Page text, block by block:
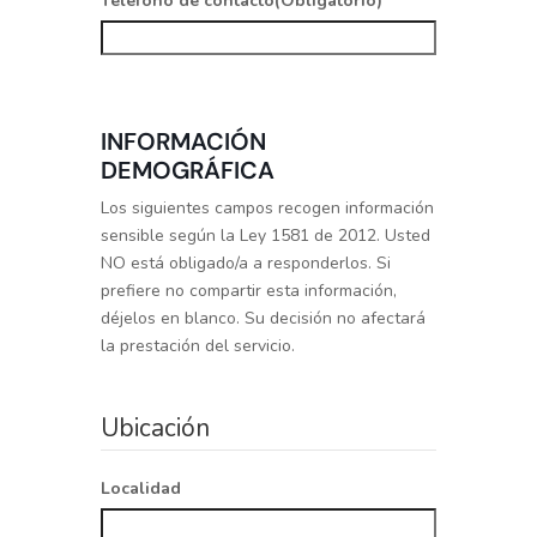
INFORMACIÓN
DEMOGRÁFICA
Los siguientes campos recogen información
sensible según la Ley 1581 de 2012. Usted
NO está obligado/a a responderlos. Si
prefiere no compartir esta información,
déjelos en blanco. Su decisión no afectará
la prestación del servicio.
Ubicación
Localidad